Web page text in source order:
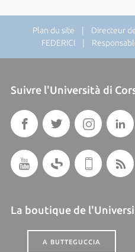
Plan du site | Directeur de
FEDERICI |
Suivre l'Università di
La boutique de
A BUTTEGUCCIA